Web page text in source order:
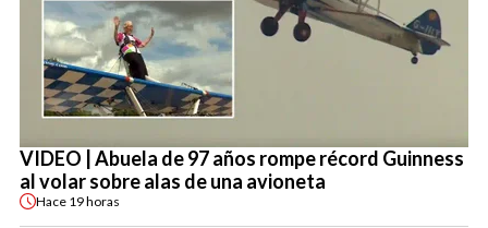
VIDEO | Abuela de 97 años rompe récord Guinness
al volar sobre alas de una avioneta
Hace 19 horas